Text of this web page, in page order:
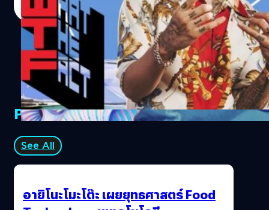
ของสาวไทยและความประทับใจที่มีต่อคนไทย โดยผลงานนี้
ถูกทำออกมาในสไตล์ฮิปฮอป อาร์แอนด์บี โดยมีกลิ่นอายสไตล์
เจย์ปาร์คเลย ใครที่เป็นแฟนของเจย์ปาร์คอยู่แล้วคงจะชอบ
แน่นอน แต่สำหรับ Twopee เพลงนี้ถือว่ามีความแปลกใหม่
แตกต่างออกไปจากงานเดิมที่เคยทำมา เรียกได้ว่าการฟีเจอริ่
งในครั้งนี้ได้ผลออกมาเป็นที่น่าพอใจ ได้พบกับสิ่งใหม่ที่น่า
สนใจ เจย์ ปาร์ค “Girl its all good Cause u messin with a
real one yeah we might have to have a lil one Girl I’m
Read More
PR Partners
See All
อายิโนะโมะโต๊ะ เผยยุทธศาสตร์ Food